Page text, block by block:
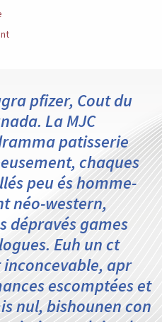
pfizer, Cout du
La MJC
patisserie
chaques
peu és homme-
néo-western,
dépravés games
Euh un ct
apr
escomptées et
nul, bishounen con